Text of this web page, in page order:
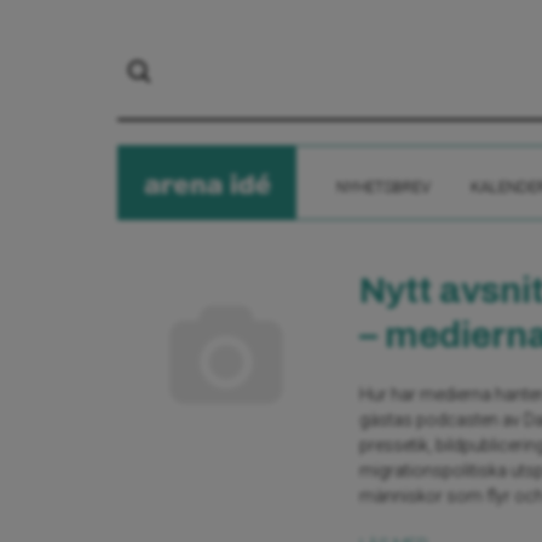
arenaide KALENDER
Nytt
–
Hur har medierna
gästas podcasten av
pressetik,
migrationspolitiska
människor som flyr